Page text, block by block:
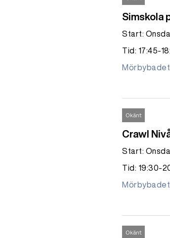
Simskola
Start:
Tid: 17:45-
Mörbybadet
Okänt
Crawl
Start:
Tid: 19:30-
Mörbybadet
Okänt